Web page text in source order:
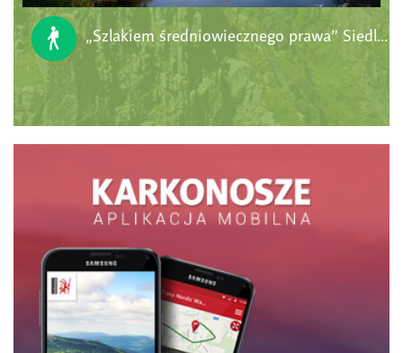
„Szlakiem średniowiecznego prawa” Siedlecin > Płoszczynka > Skowron > Strzyzowiec > Siedlecin